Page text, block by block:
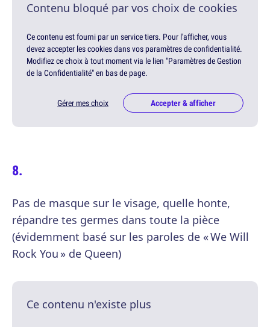
Contenu bloqué par vos choix de cookies
Ce contenu est fourni par un service tiers. Pour l'afficher, vous
devez accepter les cookies dans vos paramètres de confidentialité.
Modifiez ce choix à tout moment via le lien "Paramètres de Gestion
de la Confidentialité" en bas de page.
Gérer mes choix Accepter & afficher
Pas de masque sur le visage, quelle honte,
répandre tes germes dans toute la pièce
(évidemment basé sur les paroles de « We Will
Rock You » de Queen)
Ce contenu n'existe plus